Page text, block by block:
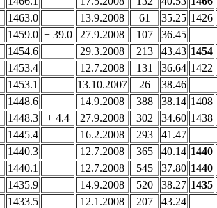
1463.0 13.9.2008 61 35.25 1426
1459.0 + 39.0 27.9.2008 107 36.45
1454.6 29.3.2008 213 43.43 1454
1453.4 12.7.2008 131 36.64 1422
1453.1 13.10.2007 26 38.46
1448.6 14.9.2008 388 38.14 1408
1448.3 + 4.4 27.9.2008 302 34.60 1438
1445.4 16.2.2008 293 41.47
1440.3 12.7.2008 365 40.14 1440
1440.1 12.7.2008 545 37.80 1440
1435.9 14.9.2008 520 38.27 1435
1433.5 12.1.2008 207 43.24